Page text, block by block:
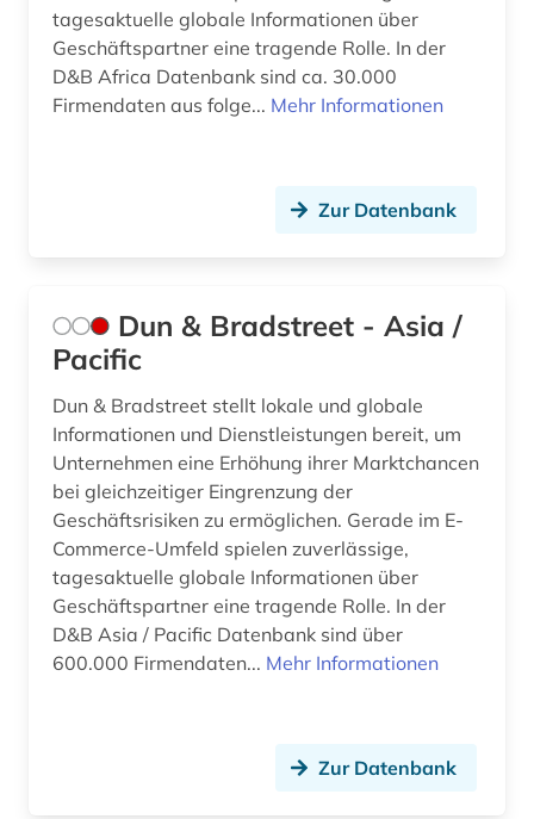
tagesaktuelle globale Informationen über
Geschäftspartner eine tragende Rolle. In der
D&B Africa Datenbank sind ca. 30.000
Firmendaten aus folge... Mehr Informationen
Zur Datenbank
Dun & Bradstreet - Asia /
Pacific
Dun & Bradstreet stellt lokale und globale
Informationen und Dienstleistungen bereit, um
Unternehmen eine Erhöhung ihrer Marktchancen
bei gleichzeitiger Eingrenzung der
Geschäftsrisiken zu ermöglichen. Gerade im E-
Commerce-Umfeld spielen zuverlässige,
tagesaktuelle globale Informationen über
Geschäftspartner eine tragende Rolle. In der
D&B Asia / Pacific Datenbank sind über
600.000 Firmendaten... Mehr Informationen
Zur Datenbank